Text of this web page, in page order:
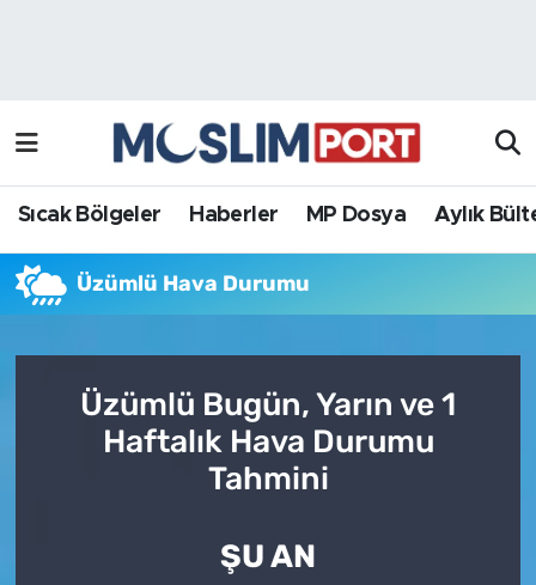
Sıcak Bölgeler Haberler MP Dosya Aylık
Üzümlü Hava Durumu
Üzümlü Bugün, Yarın ve 1
Haftalık Hava Durumu
Tahmini
ŞU AN
Haberler
MP Dosya
Röportaj Haber
Aylık Bülten